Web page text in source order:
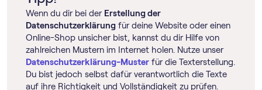
Wenn du dir bei der Erstellung der
Datenschutzerklärung für deine Website oder einen
Online-Shop unsicher bist, kannst du dir Hilfe von
zahlreichen Mustern im Internet holen. Nutze unser
Datenschutzerklärung-Muster für die Texterstellung.
Du bist jedoch selbst dafür verantwortlich die Texte
auf ihre Richtigkeit und Vollständigkeit zu prüfen.